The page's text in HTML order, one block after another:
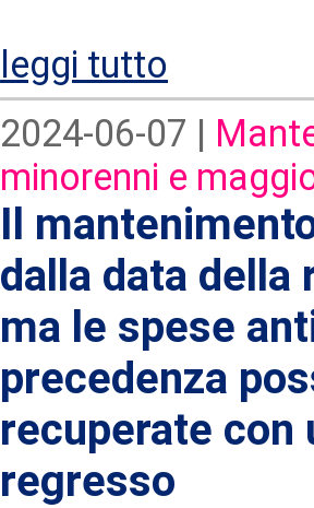
leggi tutto
2024-06-07 |
minorenni e
Il
dalla data della
ma le spese
precedenza
recuperate con
regresso